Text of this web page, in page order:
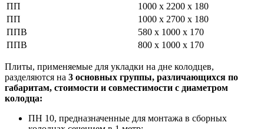
ПП
1000 х 2200 х 180
ПП
1000 х 2700 х 180
ППВ
580 х 1000 х 170
ППВ
800 х 1000 х 170
Плиты, применяемые для укладки на дне колодцев,
разделяются на 3 основных группы, различающихся по
габаритам, стоимости и совместимости с диаметром
колодца:
ПН 10, предназначенные для монтажа в сборных